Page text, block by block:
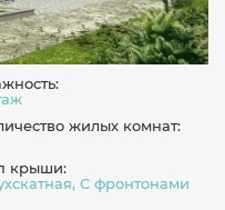
жилых комнат:
крыши:
С фронтонами